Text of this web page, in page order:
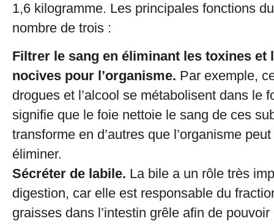
1,6 kilogramme. Les principales fonctions
nombre de trois :
Filtrer le sang en éliminant les toxines et
nocives pour l’organisme. Par exemple,
drogues et l’alcool se métabolisent dans le
signifie que le foie nettoie le sang de ces
transforme en d’autres que l’organisme
éliminer.
Sécréter de labile. La bile a un rôle très
digestion, car elle est responsable du
graisses dans l’intestin grêle afin de pouvoir